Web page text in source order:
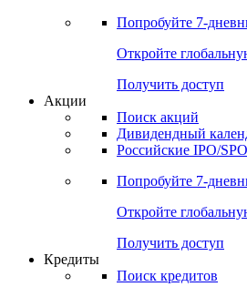
Попробуйте 7-
Откройте
Получить доступ
Акции
Поиск акций
Дивидендный
Российские IPO/SPO
Попробуйте 7-
Откройте
Получить доступ
Кредиты
Поиск кредитов